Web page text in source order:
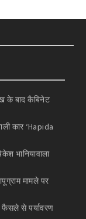
के बाद कैबिनेट
कार ‘Hapida
भानियावाला
मामले पर
फैसले से पर्यावरण